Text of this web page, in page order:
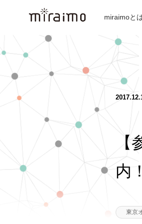
miraimoと
内！
東京